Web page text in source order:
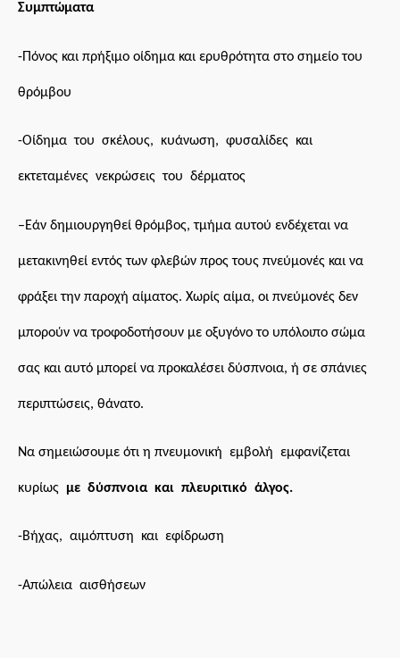
Συμπτώματα
-Πόνος και πρήξιμο οίδημα και ερυθρότητα στο σημείο του
θρόμβου
-Οίδημα του σκέλους, κυάνωση, φυσαλίδες και
εκτεταμένες νεκρώσεις του δέρματος
–Εάν δημιουργηθεί θρόμβος, τμήμα αυτού ενδέχεται να
μετακινηθεί εντός των φλεβών προς τους πνεύμονές και να
φράξει την παροχή αίματος. Χωρίς αίμα, οι πνεύμονές δεν
μπορούν να τροφοδοτήσουν με οξυγόνο το υπόλοιπο σώμα
σας και αυτό μπορεί να προκαλέσει δύσπνοια, ή σε σπάνιες
περιπτώσεις, θάνατο.
Να σημειώσουμε ότι η πνευμονική εμβολή εμφανίζεται
κυρίως με δύσπνοια και πλευριτικό άλγος.
-Βήχας, αιμόπτυση και εφίδρωση
-Απώλεια αισθήσεων